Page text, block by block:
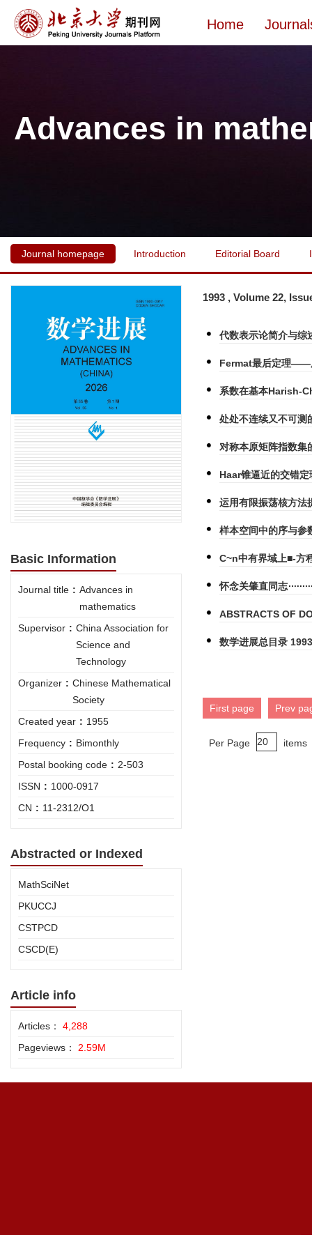
Home
Advances in
Journal homepage Introduction Editorial Board
Basic Information
Journal title : Advances in
mathematics
Supervisor : China Association for
Science and
Technology
Organizer : Chinese Mathematical
Society
Created year : 1955
Frequency : Bimonthly
Postal booking code : 2-503
ISSN : 1000-0917
CN : 11-2312/O1
Abstracted or Indexed
MathSciNet
PKUCCJ
CSTPCD
CSCD(E)
Article info
Articles： 4,288
Pageviews： 2.59M
1993 , Volume 22,
代数表示论简介与综
Fermat最后定理——
系数在基本Harish-
处处不连续又不可测
对称本原矩阵指数集
Haar锥逼近的交错
运用有限振荡核方法
样本空间中的序与参
C~n中有界域上■-方
怀念关肇直同志
ABSTRACTS OF
数学进展总目录
First page Prev
Per Page items